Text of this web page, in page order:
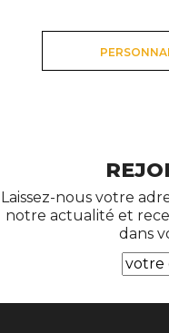
Laissez-nous votre
notre actualité et
dans